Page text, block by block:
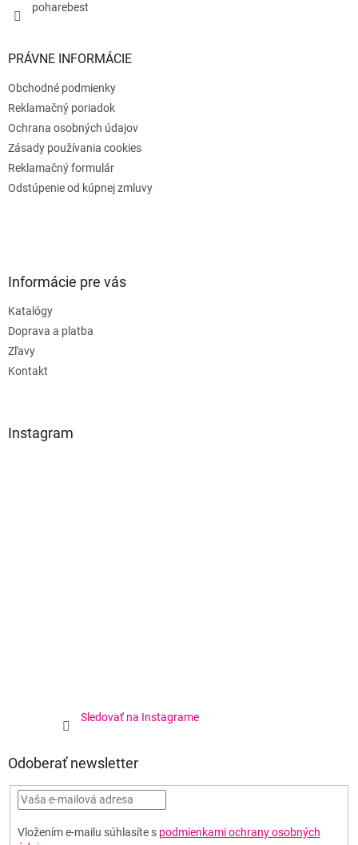
poharebest
PRÁVNE INFORMÁCIE
Obchodné podmienky
Reklamačný poriadok
Ochrana osobných údajov
Zásady používania cookies
Reklamačný formulár
Odstúpenie od kúpnej zmluvy
Informácie pre vás
Katalógy
Doprava a platba
Zľavy
Kontakt
Instagram
Sledovať na Instagrame
Odoberať newsletter
Vložením e-mailu súhlasíte s podmienkami ochrany osobných